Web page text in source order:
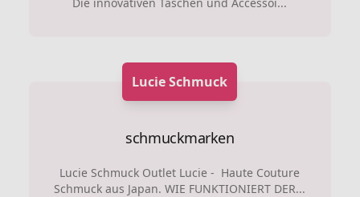
Lucie Schmuck
schmuckmarken
Lucie Schmuck Outlet Lucie - Haute Couture
Schmuck aus Japan. WIE FUNKTIONIERT DER...